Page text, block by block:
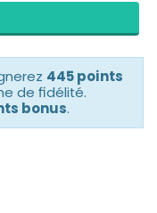
445 points
de fidélité.
bonus.